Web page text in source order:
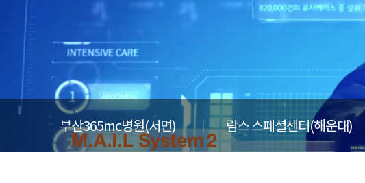
부산365mc병원(서면) 람스 스페셜센터(해운대)